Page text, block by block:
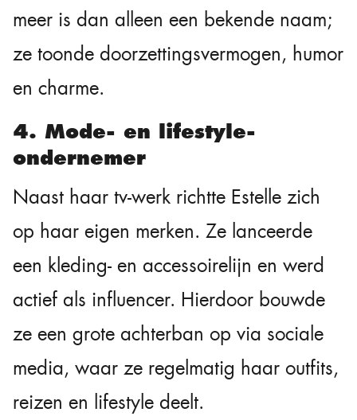
meer is dan alleen een bekende naam;
ze toonde doorzettingsvermogen, humor
en charme.
4. Mode- en lifestyle-
ondernemer
Naast haar tv-werk richtte Estelle zich
op haar eigen merken. Ze lanceerde
een kleding- en accessoirelijn en werd
actief als influencer. Hierdoor bouwde
ze een grote achterban op via sociale
media, waar ze regelmatig haar outfits,
reizen en lifestyle deelt.